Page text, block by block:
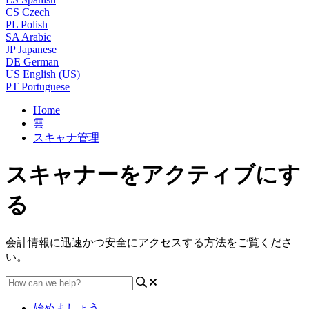
CS Czech
PL Polish
SA Arabic
JP Japanese
DE German
US English (US)
PT Portuguese
Home
雲
スキャナ管理
スキャナーをアクティブにす
る
会計情報に迅速かつ安全にアクセスする方法をご覧くださ
い。